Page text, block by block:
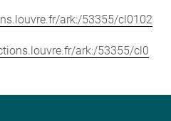
ark:/53355/cl0102
ark:/53355/cl0